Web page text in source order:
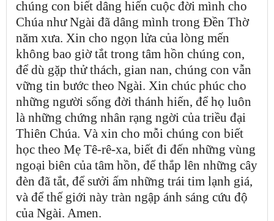
chúng con biết dâng hiến cuộc đời mình cho
Chúa như Ngài đã dâng mình trong Đền Thờ
năm xưa. Xin cho ngọn lửa của lòng mến
không bao giờ tắt trong tâm hồn chúng con,
để dù gặp thử thách, gian nan, chúng con vẫn
vững tin bước theo Ngài. Xin chúc phúc cho
những người sống đời thánh hiến, để họ luôn
là những chứng nhân rạng ngời của triều đại
Thiên Chúa. Và xin cho mỗi chúng con biết
học theo Mẹ Tê-rê-xa, biết đi đến những vùng
ngoại biên của tâm hồn, để thắp lên những cây
đèn đã tắt, để sưởi ấm những trái tim lạnh giá,
và để thế giới này tràn ngập ánh sáng cứu độ
của Ngài. Amen.